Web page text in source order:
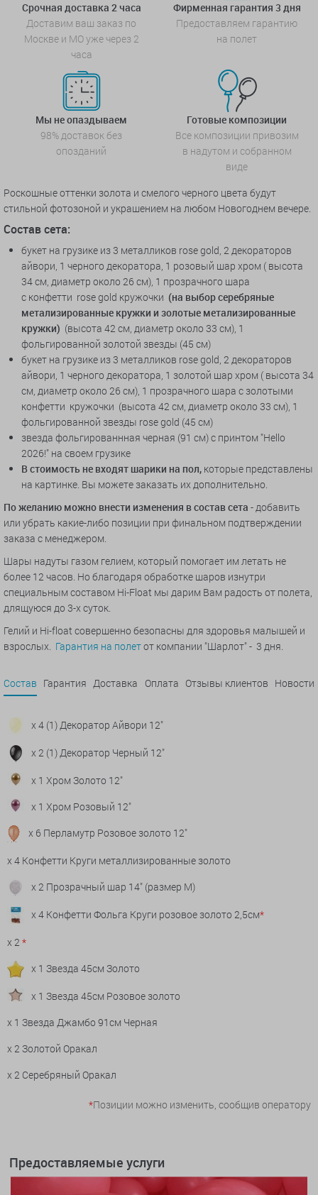
Срочная доставка 2 часа
Доставим ваш заказ по
Москве и МО уже через 2
часа
Фирменная гарантия 3 дня
Предоставляем гарантию
на полет
Мы не опаздываем
98% доставок без
опозданий
Готовые композиции
Все композиции привозим
в надутом и собранном
виде
Роскошные оттенки золота и смелого черного цвета будут
стильной фотозоной и украшением на любом Новогоднем вечере.
Состав сета:
букет на грузике из 3 металликов rose gold, 2 декораторов
айвори, 1 черного декоратора, 1 розовый шар хром ( высота
34 см, диаметр около 26 см), 1 прозрачного шара
с конфетти rose gold кружочки (на выбор серебряные
метализированные кружки и золотые метализированные
кружки) (высота 42 см, диаметр около 33 см), 1
фольгированной золотой звезды (45 см)
букет на грузике из 3 металликов rose gold, 2 декораторов
айвори, 1 черного декоратора, 1 золотой шар хром ( высота 34
см, диаметр около 26 см), 1 прозрачного шара с золотыми
конфетти кружочки (высота 42 см, диаметр около 33 см), 1
фольгированной звезды rose gold (45 см)
звезда фольгированнная черная (91 см) с принтом "Hello
2026!" на своем грузике
В стоимость не входят шарики на пол, которые представлены
на картинке. Вы можете заказать их дополнительно.
По желанию можно внести изменения в состав сета - добавить
или убрать какие-либо позиции при финальном подтверждении
заказа с менеджером.
Шары надуты газом гелием, который помогает им летать не
более 12 часов. Но благодаря обработке шаров изнутри
специальным составом Hi-Float мы дарим Вам радость от полета,
длящуюся до 3-х суток.
Гелий и Hi-float совершенно безопасны для здоровья малышей и
взрослых. Гарантия на полетот компании "Шарлот" - 3 дня.
Состав Гарантия Доставка Оплата Отзывы клиентов Новости
x 4 (1) Декоратор Айвори 12"
x 2 (1) Декоратор Черный 12"
x 1 Хром Золото 12"
x 1 Хром Розовый 12"
x 6 Перламутр Розовое золото 12"
x 4 Конфетти Круги металлизированные золото
x 2 Прозрачный шар 14" (размер М)
x 4 Конфетти Фольга Круги розовое золото 2,5см*
x 2 *
x 1 Звезда 45см Золото
x 1 Звезда 45см Розовое золото
x 1 Звезда Джамбо 91см Черная
x 2 Золотой Оракал
x 2 Серебряный Оракал
*Позиции можно изменить, сообщив оператору
Предоставляемые услуги